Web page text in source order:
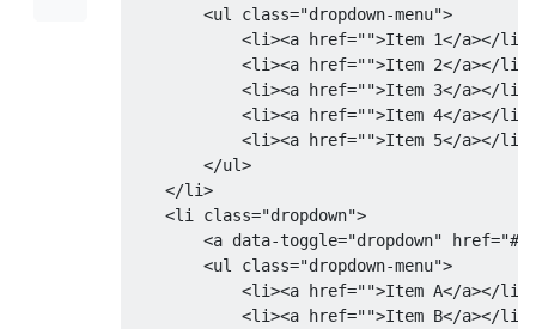
<ul
class="dropdown-menu">
<li><a href="">Item 1</a></li>
<li><a href="">Item 2</a></li>
<li><a href="">Item 3</a></li>
<li><a href="">Item 4</a></li>
<li><a href="">Item 5</a></li>
</ul>
</li>
<li
class="dropdown">
<a data-toggle="dropdown" href="#"
<ul
class="dropdown-menu">
<li><a href="">Item A</a></li>
<li><a href="">Item B</a></li>